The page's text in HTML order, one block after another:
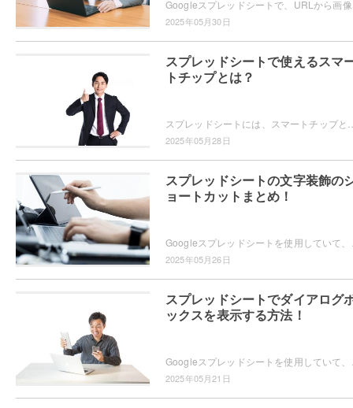
2025年05月30日
スプレッドシートで使えるスマ
トチップとは？
2025年05月28日
スプレッドシートの文字装飾の
ョートカットまとめ！
2025年05月26日
スプレッドシートでダイアログ
ックスを表示する方法！
2025年05月21日